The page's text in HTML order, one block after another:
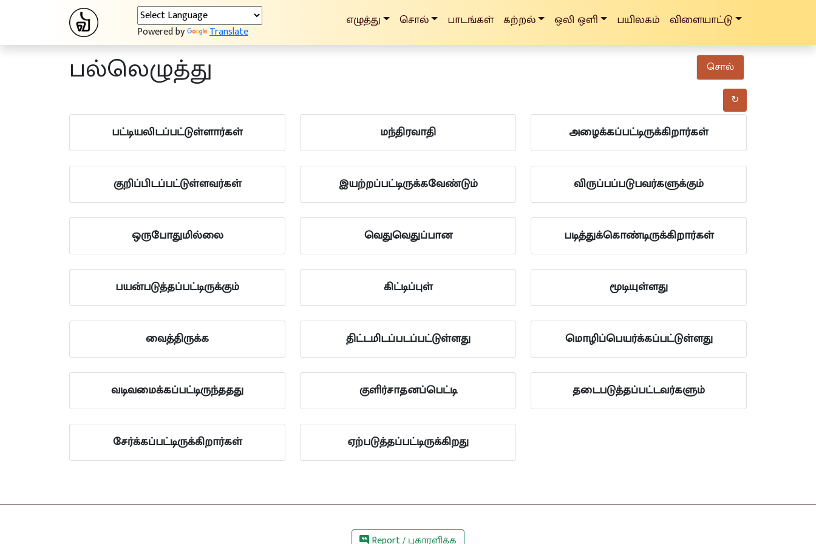
Powered by Translate
எழுத்து சொல் பாடங்கள் கற்றல் ஒலி ஒளி பயிலகம் விளையாட்டு
பல்லெழுத்து
சொல்
↻
பட்டியலிடப்பட்டுள்ளார்கள் மந்திரவாதி அழைக்கப்பட்டிருக்கிறார்கள்
குறிப்பிடப்பட்டுள்ளவர்கள் இயற்றப்பட்டிருக்கவேண்டும் விருப்பப்படுபவர்களுக்கும்
ஒருபோதுமில்லை வெதுவெதுப்பான படித்துக்கொண்டிருக்கிறார்கள்
பயன்படுத்தப்பட்டிருக்கும் கிட்டிப்புள் மூடியுள்ளது
வைத்திருக்க திட்டமிடப்படப்பட்டுள்ளது மொழிப்பெயர்க்கப்பட்டுள்ளது
வடிவமைக்கப்பட்டிருந்ததது குளிர்சாதனப்பெட்டி தடைபடுத்தப்பட்டவர்களும்
சேர்க்கப்பட்டிருக்கிறார்கள் ஏற்படுத்தப்பட்டிருக்கிறது
Report / புகாரளிக்க